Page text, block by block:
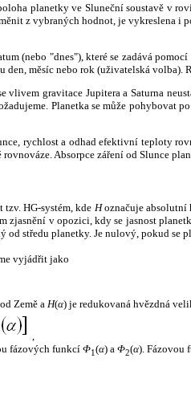
planetky ve Sluneční soustavě
z vybraných hodnot, je vykreslena
(nebo "dnes"), které se zadává
měsíc nebo rok (uživatelská
vlivem gravitace Jupitera a Saturna
Planetka se může
rychlost a odhad efektivní teploty
Absorpce záření od Slunce
HG-systém, kde Hoznačuje absolutní
zjasnění v opozici, kdy se jasnost
od středu planetky. Je nulový, pokud se
vyjádřit jako
Země a H(α) je redukovaná hvězdná
,
fázových funkcí Φ1(α) a Φ2(α). Fázovou